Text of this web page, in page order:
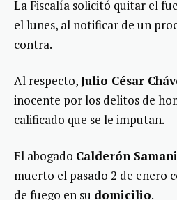
La Fiscalía solicitó quitar el
el lunes, al notificar de un
contra.
Al respecto,Julio César
inocente por los delitos de
calificado que se le imputan.
El abogado Calderón
muerto el pasado 2 de enero
de fuego en su domicilio.